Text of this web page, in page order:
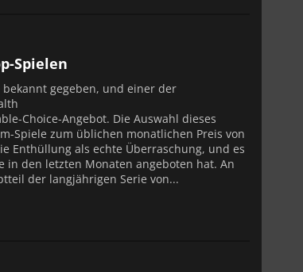
Spielen
gegeben, und einer der
Choice-Angebot. Die Auswahl dieses
Spiele zum üblichen monatlichen Preis von
Enthüllung als echte Überraschung, und es
in den letzten Monaten angeboten hat. An
der langjährigen Serie von...